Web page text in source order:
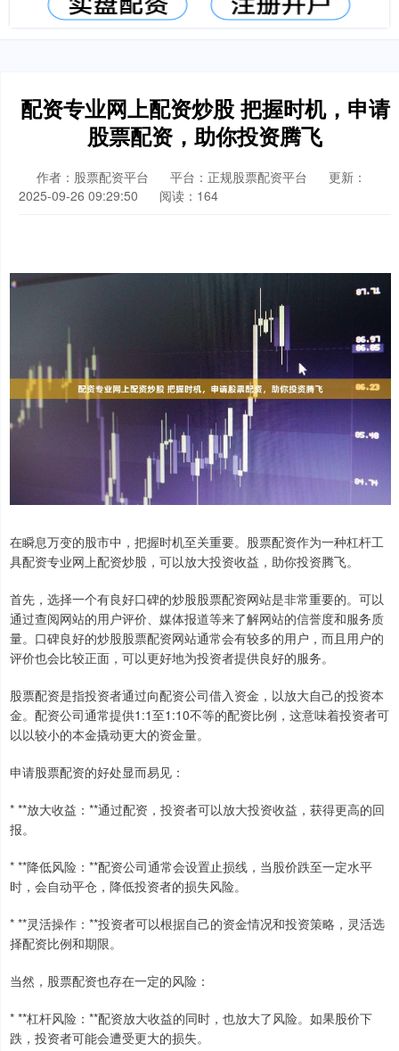
配资专业网上配资炒股 把握时机，申请
股票配资，助你投资腾飞
作者：股票配资平台 平台：正规股票配资平台
更新：
2025-09-26 09:29:50
阅读：164
在瞬息万变的股市中，把握时机至关重要。股票配资作为一种杠杆工
具配资专业网上配资炒股，可以放大投资收益，助你投资腾飞。
首先，选择一个有良好口碑的炒股股票配资网站是非常重要的。可以
通过查阅网站的用户评价、媒体报道等来了解网站的信誉度和服务质
量。口碑良好的炒股股票配资网站通常会有较多的用户，而且用户的
评价也会比较正面，可以更好地为投资者提供良好的服务。
股票配资是指投资者通过向配资公司借入资金，以放大自己的投资本
金。配资公司通常提供1:1至1:10不等的配资比例，这意味着投资者可
以以较小的本金撬动更大的资金量。
申请股票配资的好处显而易见：
* **放大收益：**通过配资，投资者可以放大投资收益，获得更高的回
报。
* **降低风险：**配资公司通常会设置止损线，当股价跌至一定水平
时，会自动平仓，降低投资者的损失风险。
* **灵活操作：**投资者可以根据自己的资金情况和投资策略，灵活选
择配资比例和期限。
当然，股票配资也存在一定的风险：
* **杠杆风险：**配资放大收益的同时，也放大了风险。如果股价下
跌，投资者可能会遭受更大的损失。